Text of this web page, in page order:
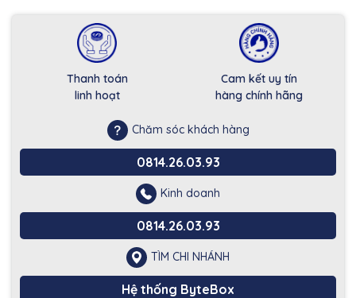
Thanh toán
linh hoạt
Cam kết uy tín
hàng chính hãng
Chăm sóc khách hàng
0814.26.03.93
Kinh doanh
0814.26.03.93
TÌM CHI NHÁNH
Hệ thống ByteBox